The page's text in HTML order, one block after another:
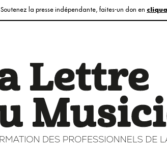
Soutenez la presse indépendante, faites-un don en